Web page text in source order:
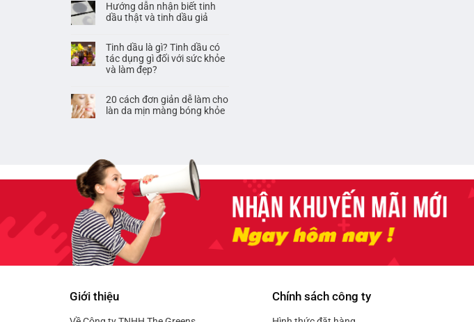
Hướng dẫn nhận biết tinh
dầu thật và tinh dầu giả
Tinh dầu là gì? Tinh dầu có
tác dụng gì đối với sức khỏe
và làm đẹp?
20 cách đơn giản dễ làm cho
làn da mịn màng bóng khỏe
Giới thiệu Chính sách công ty